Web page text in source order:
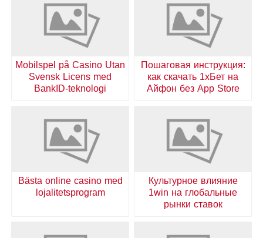
Пошаговая инструкция:
как скачать 1хБет на
Айфон без App Store
Mobilspel på Casino Utan
Svensk Licens med
BankID-teknologi
Культурное влияние
1win на глобальные
рынки ставок
Bästa online casino med
lojalitetsprogram